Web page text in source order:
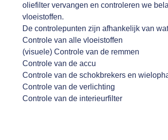
oliefilter vervangen en controleren we
vloeistoffen.
De controlepunten zijn afhankelijk van
Controle van alle vloeistoffen
(visuele) Controle van de remmen
Controle van de accu
Controle van de schokbrekers en
Controle van de verlichting
Controle van de interieurfilter